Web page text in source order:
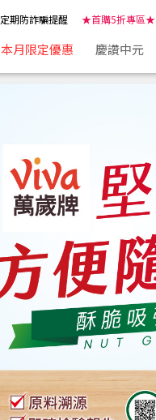
定期防詐騙提醒 ★首購5折專區★
本月限定優惠 慶讚中元